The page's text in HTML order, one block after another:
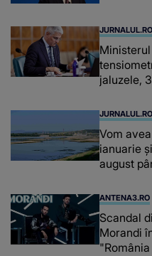
JURNALUL.RO
jaluzele,
JURNALUL.RO
Vom
ianuarie
august
ANTENA3.RO
Scandal
Morandi